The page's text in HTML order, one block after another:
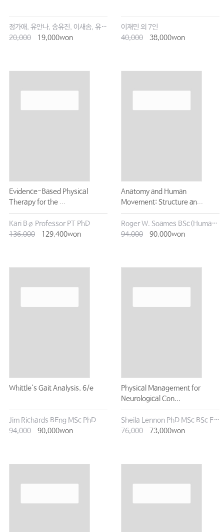
정가애, 유안나, 송유진, 이새솜, 유유정, 김서희
20,000
19,000won
이재민 외 7인
40,000
38,000won
Evidence-Based Physical
Therapy for the ...
Kari Bø Professor PT PhD
136,000
129,400won
Anatomy and Human
Movement: Structure an...
Roger W. Soames BSc(Human Biology) PhD(Human Sciences)
94,000
90,000won
Whittle`s Gait Analysis, 6/e
Jim Richards BEng MSc PhD
94,000
90,000won
Physical Management for
Neurological Con...
Sheila Lennon PhD MSc BSc FCSP
76,000
73,000won